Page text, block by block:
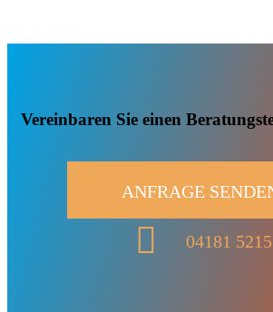
Vereinbaren Sie einen
ANFRAGE
04181 5215